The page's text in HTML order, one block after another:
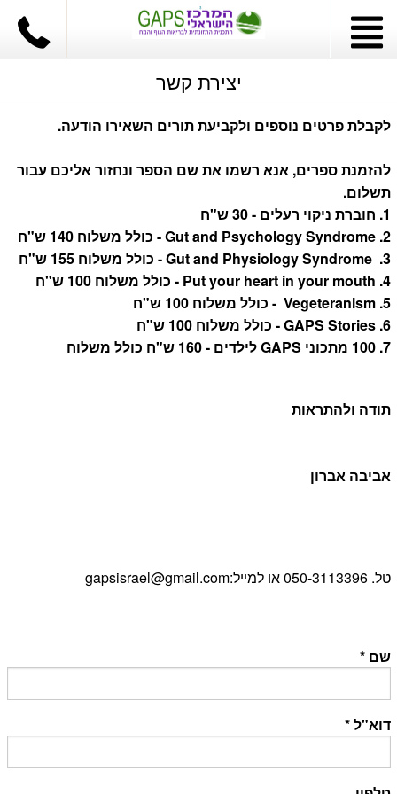
יצירת קשר
לקבלת פרטים נוספים ולקביעת תורים השאירו הודעה.
להזמנת ספרים, אנא רשמו את שם הספר ונחזור אליכם עבור
תשלום.
1. חוברת ניקוי רעלים - 30 ש"ח
2. Gut and Psychology Syndrome - כולל משלוח 140 ש"ח
3. Gut and Physiology Syndrome - כולל משלוח 155 ש"ח
4. Put your heart in your mouth - כולל משלוח 100 ש"ח
5.
Vegeteranism -
כולל משלוח 100 ש"ח
6.
GAPS Stories -
כולל משלוח 100 ש"ח
7. 100 מתכוני GAPS לילדים - 160 ש"ח כולל משלוח
תודה ולהתראות
אביבה אברון
טל. 050-3113396 או למייל:gapsisrael@gmail.com
שם *
דוא"ל*